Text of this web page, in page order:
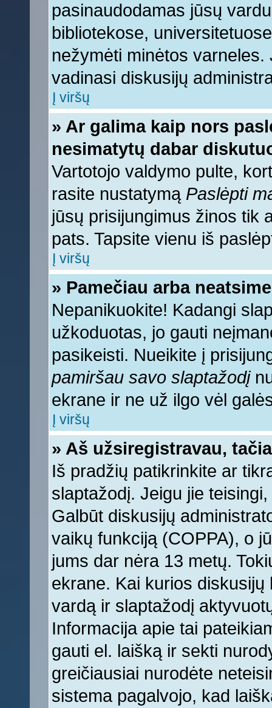
pasinaudodamas jūsų
bibliotekose,
nežymėti minėtos
vadinasi diskusijų
Į viršų
» Ar galima kaip nors
nesimatytų dabar
Vartotojo valdymo pulte,
rasite nustatymą Paslėpti
jūsų prisijungimus žinos tik
pats. Tapsite vienu iš
Į viršų
» Pamečiau arba
Nepanikuokite! Kadangi
užkoduotas, jo gauti
pasikeisti. Nueikite į
pamiršau savo slaptažodį
ekrane ir ne už ilgo vėl
Į viršų
» Aš užsiregistravau,
Iš pradžių patikrinkite ar
slaptažodį. Jeigu jie
Galbūt diskusijų
vaikų funkciją (COPPA), o
jums dar nėra 13 metų.
ekrane. Kai kurios
vardą ir slaptažodį
Informacija apie tai
gauti el. laišką ir sekti
greičiausiai nurodėte
sistema pagalvojo, kad